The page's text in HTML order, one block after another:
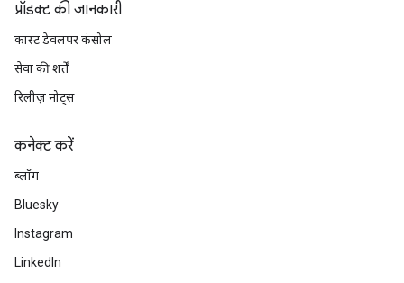
प्रॉडक्ट की जानकारी
कास्ट डेवलपर कंसोल
सेवा की शर्तें
रिलीज़ नोट्स
कनेक्ट करें
ब्लॉग
Bluesky
Instagram
LinkedIn